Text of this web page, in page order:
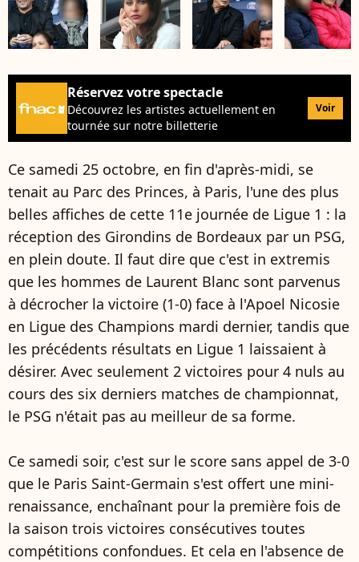
Réservez votre spectacle
Découvrez les artistes actuellement en
tournée sur notre billetterie
Voir
Ce samedi 25 octobre, en fin d'après-midi, se
tenait au Parc des Princes, à Paris, l'une des plus
belles affiches de cette 11e journée de Ligue 1 : la
réception des Girondins de Bordeaux par un PSG,
en plein doute. Il faut dire que c'est in extremis
que les hommes de Laurent Blanc sont parvenus
à décrocher la victoire (1-0) face à l'Apoel Nicosie
en Ligue des Champions mardi dernier, tandis que
les précédents résultats en Ligue 1 laissaient à
désirer. Avec seulement 2 victoires pour 4 nuls au
cours des six derniers matches de championnat,
le PSG n'était pas au meilleur de sa forme.
Ce samedi soir, c'est sur le score sans appel de 3-0
que le Paris Saint-Germain s'est offert une mini-
renaissance, enchaînant pour la première fois de
la saison trois victoires consécutives toutes
compétitions confondues. Et cela en l'absence de